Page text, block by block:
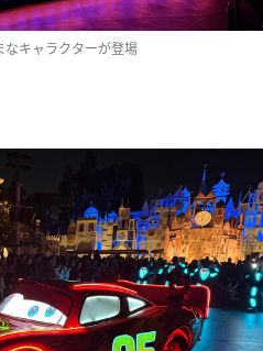
なキャラクターが登場